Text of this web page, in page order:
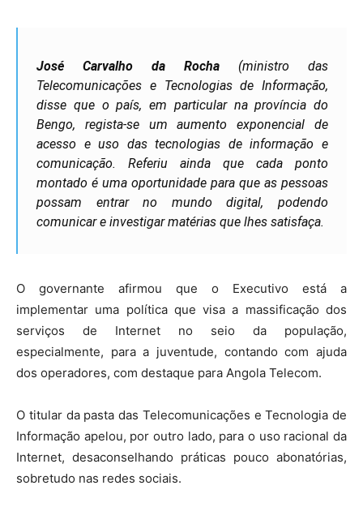
José Carvalho da Rocha (ministro das
Telecomunicações e Tecnologias de Informação,
disse que o país, em particular na província do
Bengo, regista-se um aumento exponencial de
acesso e uso das tecnologias de informação e
comunicação. Referiu ainda que cada ponto
montado é uma oportunidade para que as pessoas
possam entrar no mundo digital, podendo
comunicar e investigar matérias que lhes satisfaça.
O governante afirmou que o Executivo está a
implementar uma política que visa a massificação dos
serviços de Internet no seio da população,
especialmente, para a juventude, contando com ajuda
dos operadores, com destaque para Angola Telecom.
O titular da pasta das Telecomunicações e Tecnologia de
Informação apelou, por outro lado, para o uso racional da
Internet, desaconselhando práticas pouco abonatórias,
sobretudo nas redes sociais.